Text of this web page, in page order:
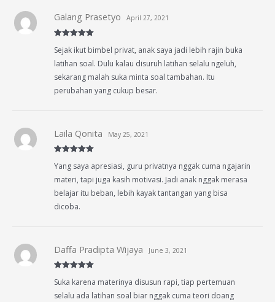
of 5
Galang Prasetyo April 27, 2021
Sejak ikut bimbel privat, anak saya jadi lebih rajin buka
latihan soal. Dulu kalau disuruh latihan selalu ngeluh,
sekarang malah suka minta soal tambahan. Itu
perubahan yang cukup besar.
of 5
Laila Qonita May 25, 2021
Yang saya apresiasi, guru privatnya nggak cuma ngajarin
materi, tapi juga kasih motivasi. Jadi anak nggak merasa
belajar itu beban, lebih kayak tantangan yang bisa
dicoba.
of 5
Daffa Pradipta Wijaya June 3, 2021
Suka karena materinya disusun rapi, tiap pertemuan
selalu ada latihan soal biar nggak cuma teori doang